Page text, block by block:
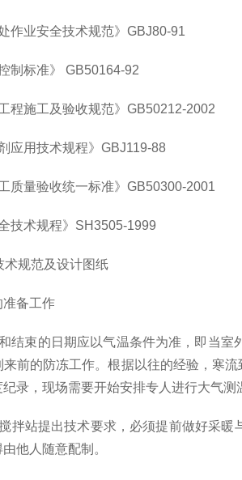
作业安全技术规范》GBJ80-91
制标准》 GB50164-92
程施工及验收规范》GB50212-2002
应用技术规程》GBJ119-88
质量验收统一标准》GB50300-2001
技术规程》SH3505-1999
术规范及设计图纸
准备工作
结束的日期应以气温条件为准，即当
前的防冻工作。根据以往的经验，寒
录，现场需要开始安排专人进行大气
拌站提出技术要求，必须提前做好采
他人随意配制。